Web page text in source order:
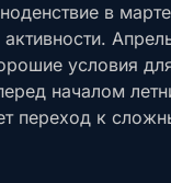
в
условия
началом
переход к